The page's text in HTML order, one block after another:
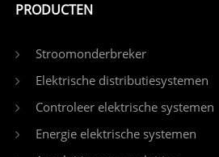
PRODUCTEN
Stroomonderbreker
Elektrische distributiesystemen
Controleer elektrische systemen
Energie elektrische systemen